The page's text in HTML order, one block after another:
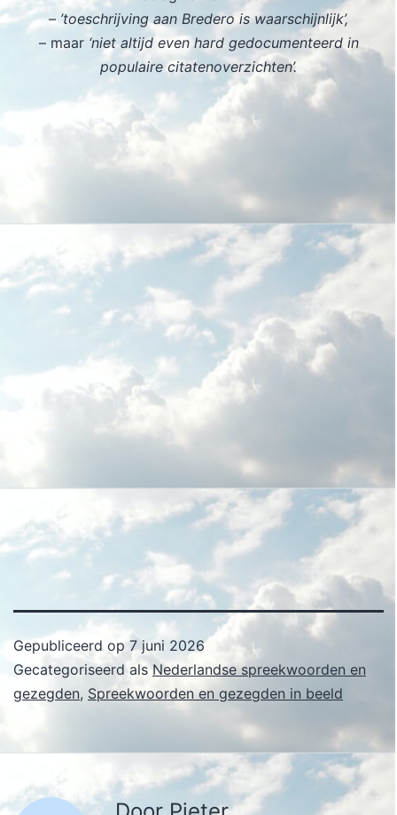
–’toeschrijving aan Bredero is waarschijnlijk’,
– maar ‘niet altijd even hard gedocumenteerd in
populaire citatenoverzichten’.
Gepubliceerd op7 juni 2026
Gecategoriseerd alsNederlandse spreekwoorden en
gezegden, Spreekwoorden en gezegden in beeld